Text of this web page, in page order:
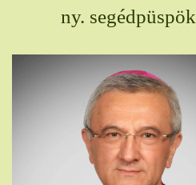
ny. segédpüspök